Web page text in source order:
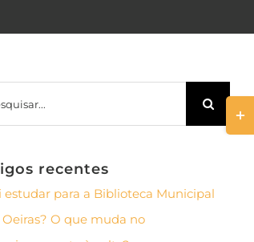
recentes
estudar para a Biblioteca Municipal
Oeiras? O que muda no